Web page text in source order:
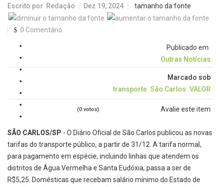
Escrito por Redação Dez 19, 2024 tamanho da fonte
0 Comentário
Publicado em
Outras Notícias
Marcado sob
transporte São Carlos VALOR
Avalie este item
(0 votos)
SÃO CARLOS/SP - O Diário Oficial de São Carlos publicou as novas
tarifas do transporte público, a partir de 31/12. A tarifa normal,
para pagamento em espécie, incluindo linhas que atendem os
distritos de Água Vermelha e Santa Eudóxia, passa a ser de
R$5,25. Domésticas que recebam salário mínimo do Estado de